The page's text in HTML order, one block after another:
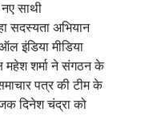
साथी
सदस्यता अभियान
इंडिया मीडिया
महेश शर्मा ने संगठन के
पत्र की टीम के
दिनेश चंद्रा को